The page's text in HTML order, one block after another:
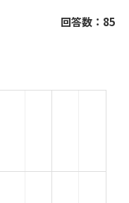
回答数：85